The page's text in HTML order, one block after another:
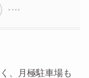
、月極駐車場も